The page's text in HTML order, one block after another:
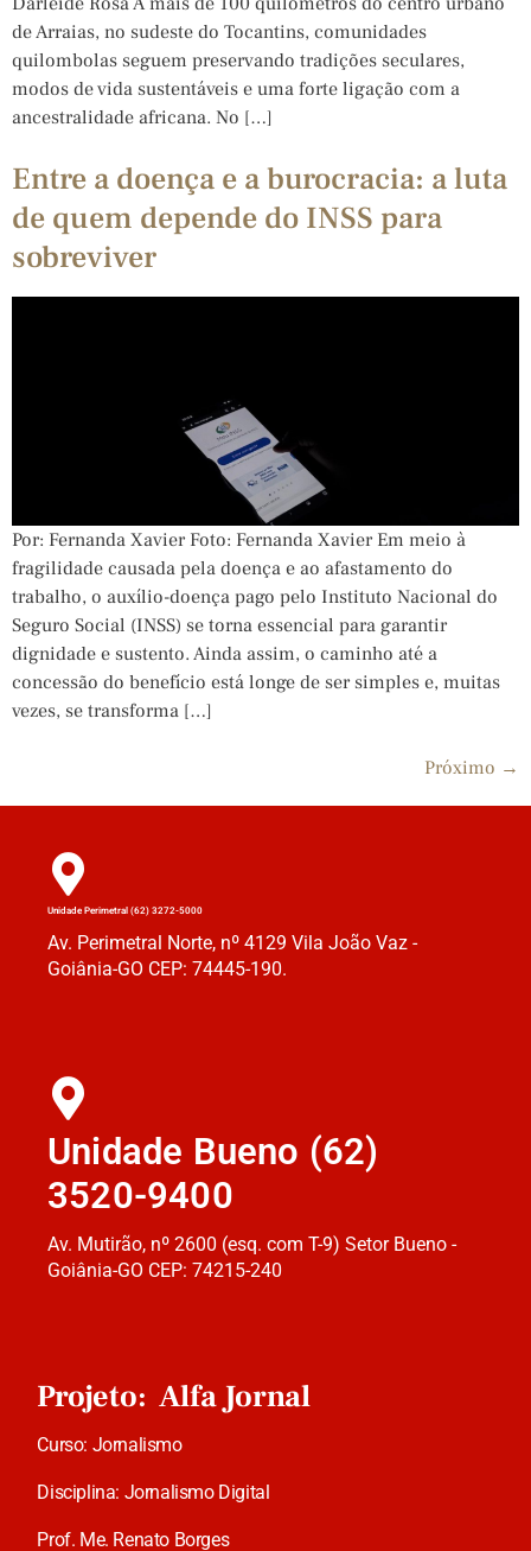
de Arraias, no sudeste do Tocantins, comunidades
quilombolas seguem preservando tradições seculares,
modos de vida sustentáveis e uma forte ligação com a
ancestralidade africana. No […]
Entre a doença e a burocracia: a luta
de quem depende do INSS para
sobreviver
Por: Fernanda Xavier Foto: Fernanda Xavier Em meio à
fragilidade causada pela doença e ao afastamento do
trabalho, o auxílio-doença pago pelo Instituto Nacional do
Seguro Social (INSS) se torna essencial para garantir
dignidade e sustento. Ainda assim, o caminho até a
concessão do benefício está longe de ser simples e, muitas
vezes, se transforma […]
Próximo →
Unidade Perimetral (62) 3272-5000
Av. Perimetral Norte, nº 4129 Vila João Vaz -
Goiânia-GO CEP: 74445-190.
Unidade Bueno (62)
3520-9400
Av. Mutirão, nº 2600 (esq. com T-9) Setor Bueno -
Goiânia-GO CEP: 74215-240
Projeto: Alfa Jornal
Curso: Jornalismo
Disciplina: Jornalismo Digital
Prof. Me. Renato Borges